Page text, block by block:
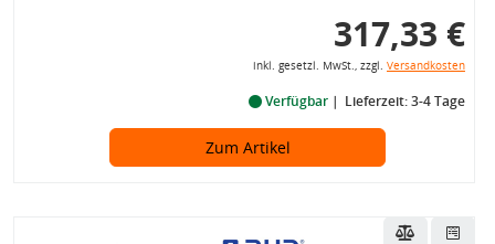
317,33 €
inkl. gesetzl. MwSt., zzgl. Versandkosten
Verfügbar Lieferzeit: 3-4 Tage
Zum Artikel